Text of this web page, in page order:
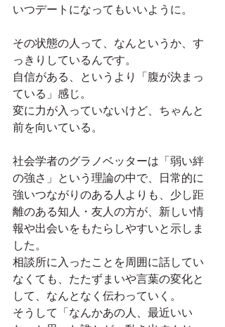
いつデートになってもいいように。
その状態の人って、なんというか、す
っきりしているんです。
自信がある、というより「腹が決まっ
ている」感じ。
変に力が入っていないけど、ちゃんと
前を向いている。
社会学者のグラノベッターは「弱い絆
の強さ」という理論の中で、日常的に
強いつながりのある人よりも、少し距
離のある知人・友人の方が、新しい情
報や出会いをもたらしやすいと示しま
した。
相談所に入ったことを周囲に話してい
なくても、たたずまいや言葉の変化と
して、なんとなく伝わっていく。
そうして「なんかあの人、最近いい